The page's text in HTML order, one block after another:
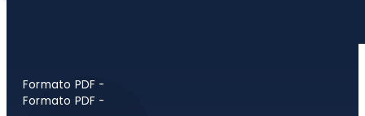
Formato PDF -
Formato PDF -